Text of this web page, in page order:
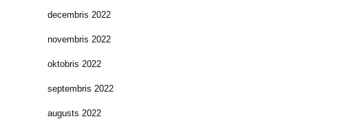
decembris 2022
novembris 2022
oktobris 2022
septembris 2022
augusts 2022